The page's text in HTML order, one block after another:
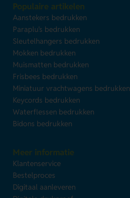
Populaire artikelen
Aanstekers bedrukken
Paraplu's bedrukken
Sleutelhangers bedrukken
Mokken bedrukken
Muismatten bedrukken
Frisbees bedrukken
Miniatuur vrachtwagens bedrukken
Keycords bedrukken
Waterflessen bedrukken
Bidons bedrukken
Meer informatie
Klantenservice
Bestelproces
Digitaal aanleveren